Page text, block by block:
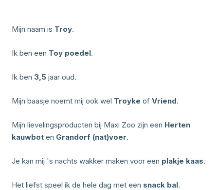
Mijn naam is Troy.
Ik ben een Toy poedel.
Ik ben 3,5 jaar oud.
Mijn baasje noemt mij ook wel Troyke of Vriend.
Mijn lievelingsproducten bij Maxi Zoo zijn een Herten
kauwbot en Grandorf (nat)voer.
Je kan mij 's nachts wakker maken voor een plakje kaas.
Het liefst speel ik de hele dag met een snack bal.